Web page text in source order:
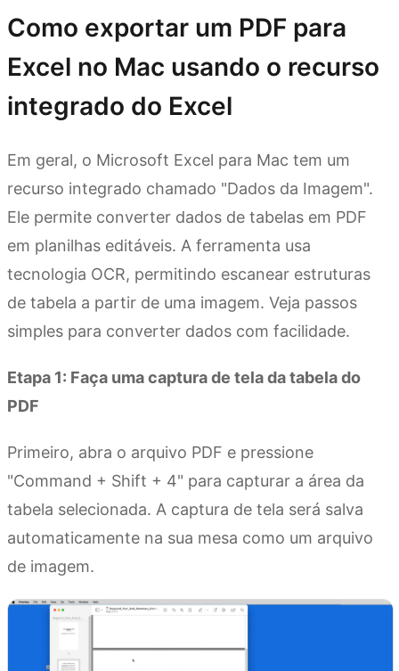
Como exportar um PDF para
Excel no Mac usando o recurso
integrado do Excel
Em geral, o Microsoft Excel para Mac tem um
recurso integrado chamado "Dados da Imagem".
Ele permite converter dados de tabelas em PDF
em planilhas editáveis. A ferramenta usa
tecnologia OCR, permitindo escanear estruturas
de tabela a partir de uma imagem. Veja passos
simples para converter dados com facilidade.
Etapa 1: Faça uma captura de tela da tabela do
PDF
Primeiro, abra o arquivo PDF e pressione
"Command + Shift + 4" para capturar a área da
tabela selecionada. A captura de tela será salva
automaticamente na sua mesa como um arquivo
de imagem.